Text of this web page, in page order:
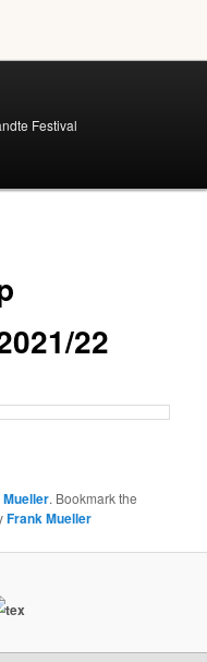
Festival
22
. Bookmark the
Frank Mueller